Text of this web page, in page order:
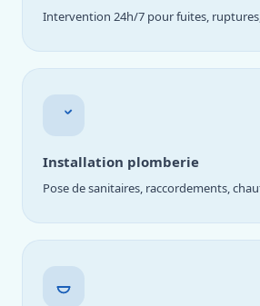
Intervention 24h/7 pour fuites,
Installation plomberie
Pose de sanitaires, raccordements,